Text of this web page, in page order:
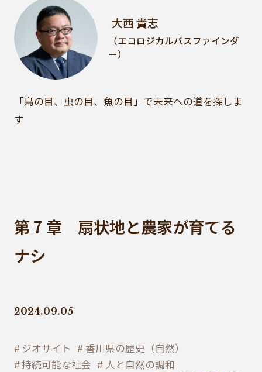
大西 貴志
（エコロジカルパスファインダ
ー）
「鳥の目、虫の目、魚の目」で未来への道を探しま
す
第 7 章 扇状地と農家が育てる
ナシ
2024.09.05
ジオサイト
香川県の歴史（自然）
持続可能な社会
人と自然の調和